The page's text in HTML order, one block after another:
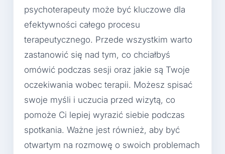
psychoterapeuty może być kluczowe dla
efektywności całego procesu
terapeutycznego. Przede wszystkim warto
zastanowić się nad tym, co chciałbyś
omówić podczas sesji oraz jakie są Twoje
oczekiwania wobec terapii. Możesz spisać
swoje myśli i uczucia przed wizytą, co
pomoże Ci lepiej wyrazić siebie podczas
spotkania. Ważne jest również, aby być
otwartym na rozmowę o swoich problemach